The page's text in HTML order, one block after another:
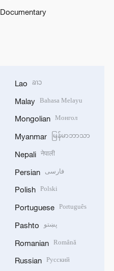
Documentary
Lao ລາວ
Malay Bahasa Melayu
Mongolian Монгол
Myanmar မြန်မာဘာသာ
Nepali नेपाली
Persian فارسی
Polish Polski
Portuguese Português
Pashto پښتو
Romanian Română
Russian Русский